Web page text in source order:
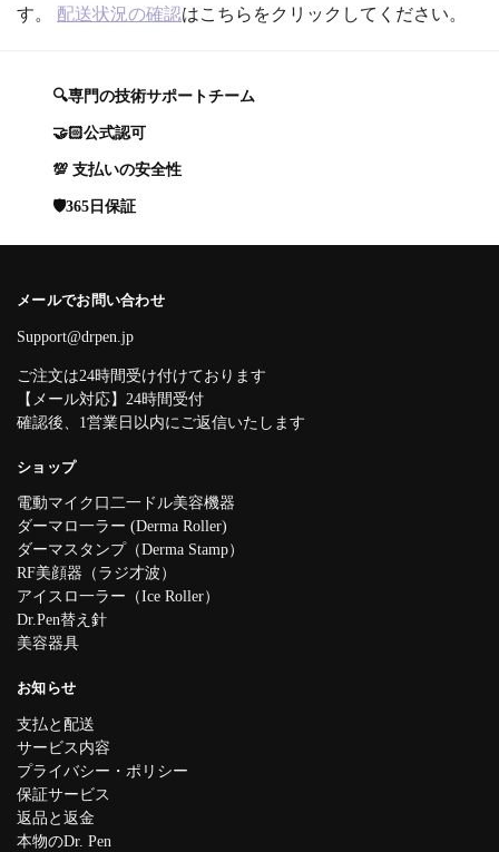
す。 配送状況の確認はこちらをクリックしてください。
🔍専門の技術サポートチーム
🤝🏻公式認可
💯 支払いの安全性
🛡️365日保証
メールでお問い合わせ
Support@drpen.jp
ご注文は24時間受け付けております
【メール対応】24時間受付
確認後、1営業日以内にご返信いたします
ショップ
電動マイク口二一ドル美容機器
ダーマロ一ラー (Derma Roller)
ダーマスタンプ（Derma Stamp）
RF美顔器（ラジ才波）
アイスロ一ラー（Ice Roller）
Dr.Pen替え針
美容器具
お知らせ
支払と配送
サービス内容
プライバシー・ポリシー
保証サービス
返品と返金
本物のDr. Pen